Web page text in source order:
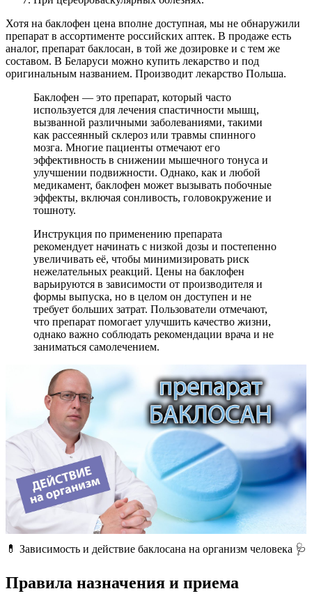
Хотя на баклофен цена вполне доступная, мы не обнаружили
препарат в ассортименте российских аптек. В продаже есть
аналог, препарат баклосан, в той же дозировке и с тем же
составом. В Беларуси можно купить лекарство и под
оригинальным названием. Производит лекарство Польша.
Баклофен — это препарат, который часто
используется для лечения спастичности мышц,
вызванной различными заболеваниями, такими
как рассеянный склероз или травмы спинного
мозга. Многие пациенты отмечают его
эффективность в снижении мышечного тонуса и
улучшении подвижности. Однако, как и любой
медикамент, баклофен может вызывать побочные
эффекты, включая сонливость, головокружение и
тошноту.
Инструкция по применению препарата
рекомендует начинать с низкой дозы и постепенно
увеличивать её, чтобы минимизировать риск
нежелательных реакций. Цены на баклофен
варьируются в зависимости от производителя и
формы выпуска, но в целом он доступен и не
требует больших затрат. Пользователи отмечают,
что препарат помогает улучшить качество жизни,
однако важно соблюдать рекомендации врача и не
заниматься самолечением.
💊 Зависимость и действие баклосана на организм человека 🩺
Правила назначения и приема